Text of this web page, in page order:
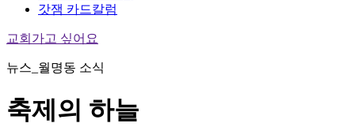
갓잼 카드칼럼
교회가고 싶어요
뉴스_월명동 소식
축제의 하늘